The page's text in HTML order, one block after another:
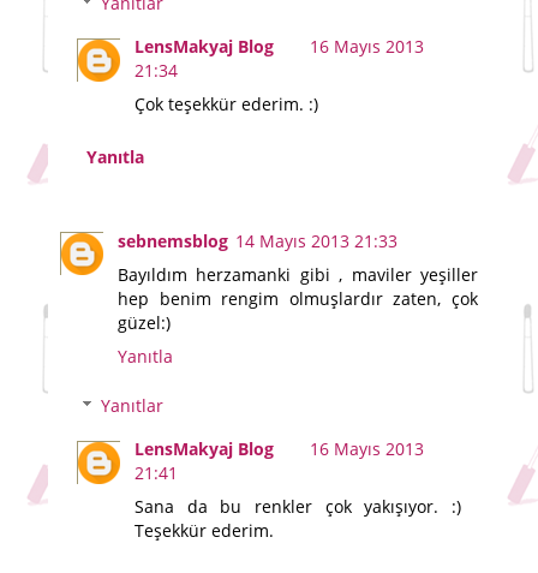
LensMakyaj Blog
16 Mayıs 2013
21:34
Çok teşekkür ederim. :)
Yanıtla
sebnemsblog 14 Mayıs 2013 21:33
Bayıldım herzamanki gibi , maviler yeşiller
hep benim rengim olmuşlardır zaten, çok
güzel:)
Yanıtla
Yanıtlar
LensMakyaj Blog
16 Mayıs 2013
21:41
Sana da bu renkler çok yakışıyor. :)
Teşekkür ederim.